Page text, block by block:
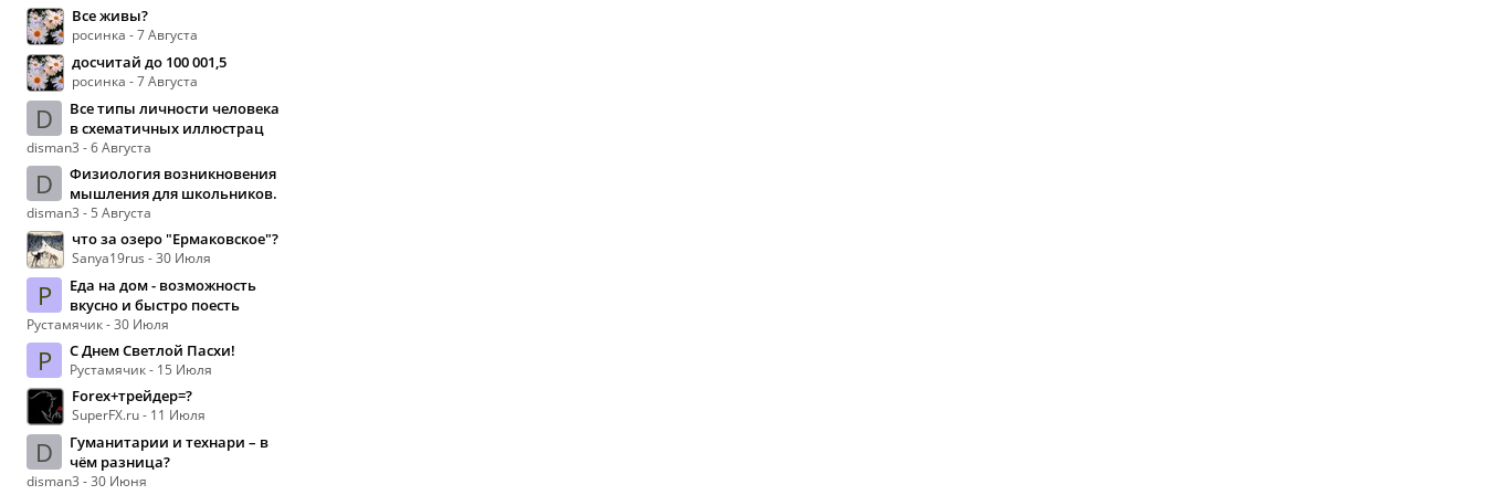
Все живы?
росинка - 7 Августа
досчитай до 100 001,5
росинка - 7 Августа
D
Все типы личности человека
в схематичных иллюстрац
disman3 - 6 Августа
D
Физиология возникновения
мышления для школьников.
disman3 - 5 Августа
что за озеро "Ермаковское"?
Sanya19rus - 30 Июля
Р
Еда на дом - возможность
вкусно и быстро поесть
Рустамячик - 30 Июля
Р С Днем Светлой Пасхи!
Рустамячик - 15 Июля
Forex+трейдер=?
SuperFX.ru - 11 Июля
D
Гуманитарии и технари – в
чём разница?
disman3 - 30 Июня